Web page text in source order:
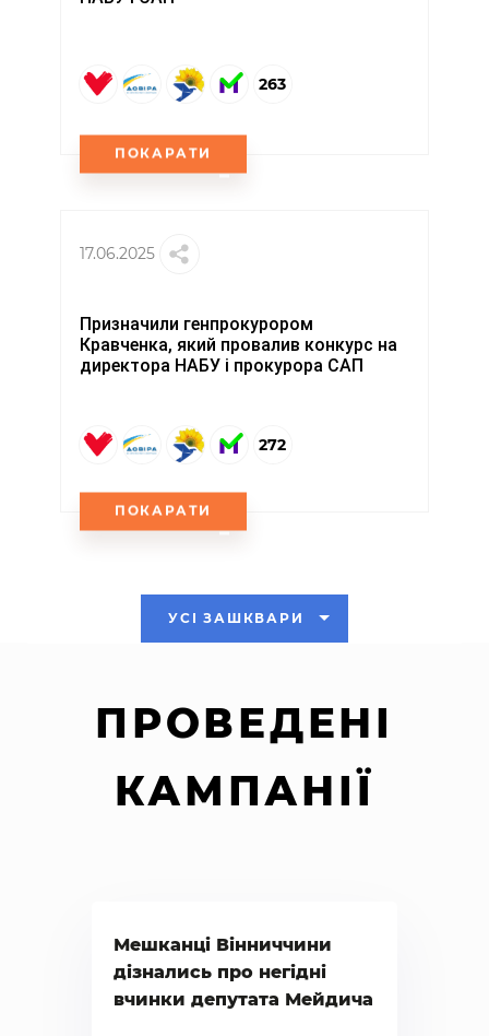
263
ПОКАРАТИ
17.06.2025
Призначили генпрокурором
Кравченка, який провалив конкурс на
директора НАБУ і прокурора САП
272
ПОКАРАТИ
УСІ ЗАШКВАРИ
ПРОВЕДЕНІ
КАМПАНІЇ
Мешканці Вінниччини
дізнались про негідні
вчинки депутата Мейдича